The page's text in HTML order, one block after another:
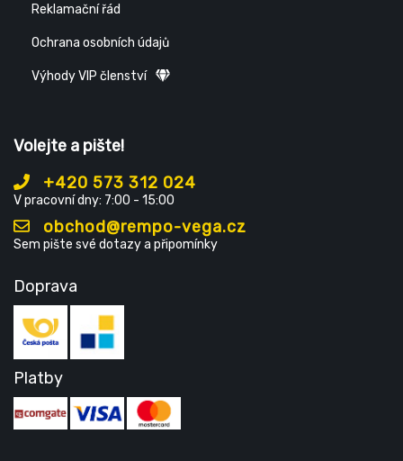
Reklamační řád
Ochrana osobních údajů
Výhody VIP členství
Volejte a pište!
+420 573 312 024
V pracovní dny: 7:00 - 15:00
obchod@rempo-vega.cz
Sem pište své dotazy a připomínky
Doprava
Platby